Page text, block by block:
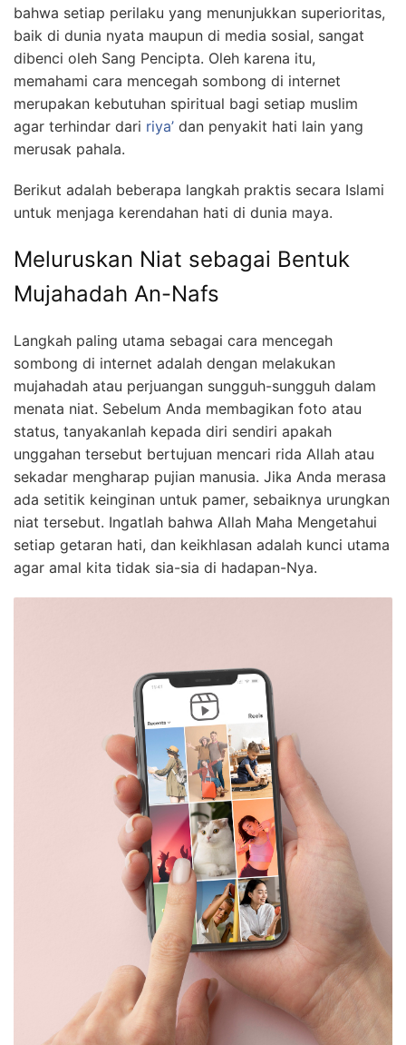
bahwa setiap perilaku yang menunjukkan superioritas,
baik di dunia nyata maupun di media sosial, sangat
dibenci oleh Sang Pencipta. Oleh karena itu,
memahami cara mencegah sombong di internet
merupakan kebutuhan spiritual bagi setiap muslim
agar terhindar dari riya’ dan penyakit hati lain yang
merusak pahala.
Berikut adalah beberapa langkah praktis secara Islami
untuk menjaga kerendahan hati di dunia maya.
Meluruskan Niat sebagai Bentuk
Mujahadah An-Nafs
Langkah paling utama sebagai cara mencegah
sombong di internet adalah dengan melakukan
mujahadah atau perjuangan sungguh-sungguh dalam
menata niat. Sebelum Anda membagikan foto atau
status, tanyakanlah kepada diri sendiri apakah
unggahan tersebut bertujuan mencari rida Allah atau
sekadar mengharap pujian manusia. Jika Anda merasa
ada setitik keinginan untuk pamer, sebaiknya urungkan
niat tersebut. Ingatlah bahwa Allah Maha Mengetahui
setiap getaran hati, dan keikhlasan adalah kunci utama
agar amal kita tidak sia-sia di hadapan-Nya.